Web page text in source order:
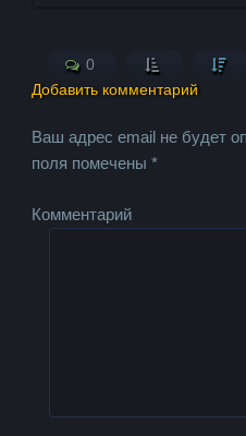
0
Добавить комментарий
Ваш адрес email не будет
поля помечены*
Комментарий